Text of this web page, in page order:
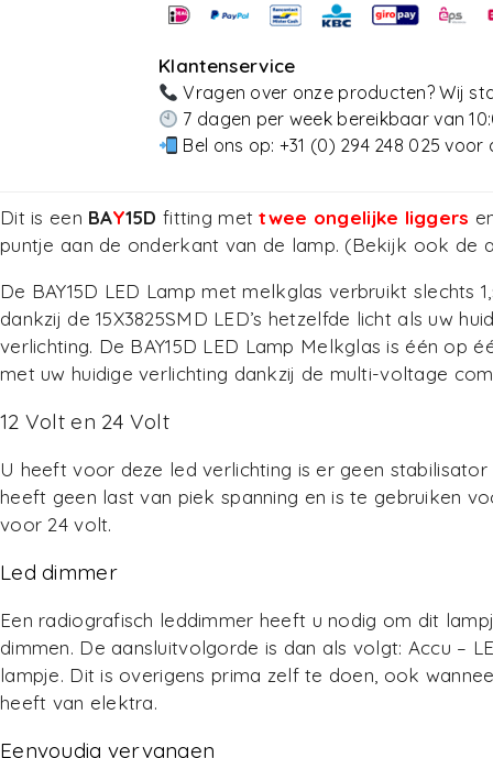
Toevoegen Aan
Klantenservice
Vragen over onze producten? Wij
7 dagen per week bereikbaar van
Bel ons op: +31 (0) 294 248 025 voor
Dit is een BAY15D fitting mettwee ongelijke liggers
puntje aan de onderkant van de lamp. (Bekijk ook de
De BAY15D LED Lamp met melkglas verbruikt slechts
dankzij de 15X3825SMD LED’s hetzelfde licht als uw
verlichting. De BAY15D LED Lamp Melkglas is één op
met uw huidige verlichting dankzij de multi-voltage
12 Volt en 24 Volt
U heeft voor deze led verlichting is er geen
heeft geen last van piek spanning en is te gebruiken
voor 24 volt.
Led dimmer
Een radiografisch leddimmer heeft u nodig om dit
dimmen. De aansluitvolgorde is dan als volgt: Accu –
lampje. Dit is overigens prima zelf te doen, ook
heeft van elektra.
Eenvoudig vervangen